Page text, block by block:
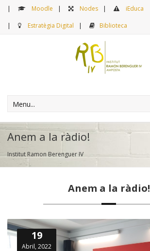
Moodle Nodes iEduca
Estratègia Digital Biblioteca
Menu...
Anem a la ràdio!
Institut Ramon Berenguer IV
Anem a la ràdio!
19
Abril, 2022